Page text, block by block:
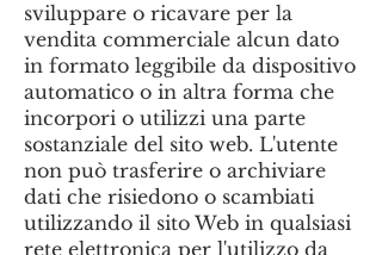
sviluppare o ricavare per la
vendita commerciale alcun dato
in formato leggibile da dispositivo
automatico o in altra forma che
incorpori o utilizzi una parte
sostanziale del sito web. L'utente
non può trasferire o archiviare
dati che risiedono o scambiati
utilizzando il sito Web in qualsiasi
rete elettronica per l'utilizzo da